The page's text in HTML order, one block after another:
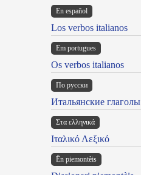
En español
Los verbos italianos
Em portugues
Os verbos italianos
По русски
Итальянские глаголы
Στα ελληνικά
Ιταλικό Λεξικό
Ën piemontèis